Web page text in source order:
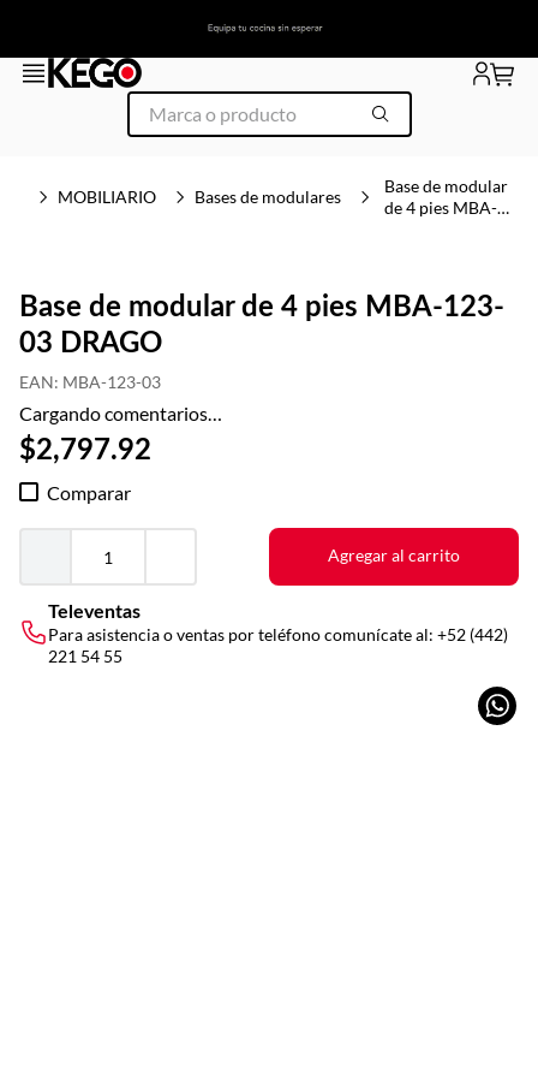
MOBILIARIO Bases de modulares
Base de modular
de 4 pies MBA-
Base de modular de 4 pies MBA-123-
03 DRAGO
EAN: MBA-123-03
Cargando comentarios…
$2,797.92
Comparar
Agregar al carrito
Televentas
Para asistencia o ventas por teléfono comunícate al: +52 (442)
221 54 55